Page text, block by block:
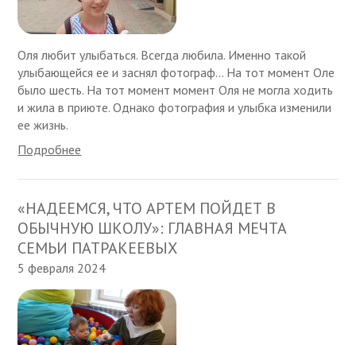
Оля любит улыбаться. Всегда любила. Именно такой
улыбающейся ее и заснял фотограф... На тот момент Оле
было шесть. На тот момент момент Оля не могла ходить
и жила в приюте. Однако фотография и улыбка изменили
ее жизнь.
Подробнее
«НАДЕЕМСЯ, ЧТО АРТЕМ ПОЙДЕТ В
ОБЫЧНУЮ ШКОЛУ»: ГЛАВНАЯ МЕЧТА
СЕМЬИ ПАТРАКЕЕВЫХ
5 февраля 2024